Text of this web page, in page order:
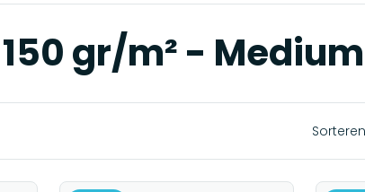
gr/m² - Medium